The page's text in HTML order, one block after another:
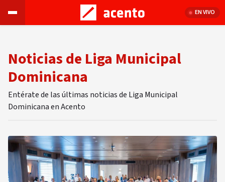
EN VIVO
Noticias de Liga Municipal
Dominicana
Entérate de las últimas noticias de Liga Municipal
Dominicana en Acento